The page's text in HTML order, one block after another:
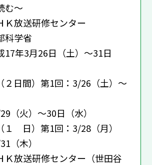
む～
Ｋ放送研修センター
科学省
17年3月26日（土）～31日
日間）第1回：3/26（土）～
（火）～30日（水）
１ 日）第1回：3/28（月）
（木）
Ｋ放送研修センター（世田谷